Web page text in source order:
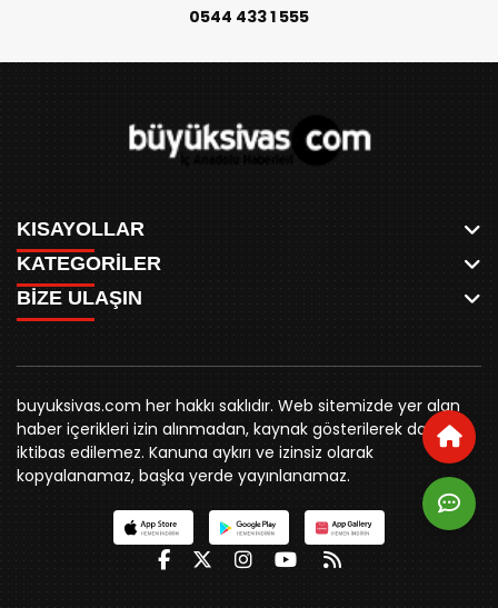
0544 433 1 555
KISAYOLLAR
ANASAYFA
AKSU CANLI
MEYDAN CANLI
MEDRESELER CANLI
MERAKÜM CANLI
YUKARI TEKKE CANLI
KURUMSAL KİMLİK
REKLAM FİYATLARI
BİZE ULAŞIN
KÜNYE
RESMİ İLANLAR
KATEGORİLER
WHATSAPP
SPOR
SİYASET
BELEDİYE
SİVAS VALİLİĞİ
ÜNİVERSİTE
KURUMLAR
STK
YORUM
İLÇELER
GENEL
İÇ ANADOLU
BİZE ULAŞIN
0346 221 00 60
buyuksivashaber@gmail.com
Örtülüpınar Mah. İnönü Bulvarı Özkahya Apt. Kat:3 D:7
Sivas
buyuksivas.com her hakkı saklıdır. Web sitemizde yer alan
haber içerikleri izin alınmadan, kaynak gösterilerek dahi
iktibas edilemez. Kanuna aykırı ve izinsiz olarak
kopyalanamaz, başka yerde yayınlanamaz.